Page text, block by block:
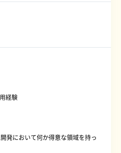
経験
発において何か得意な領域を持っ